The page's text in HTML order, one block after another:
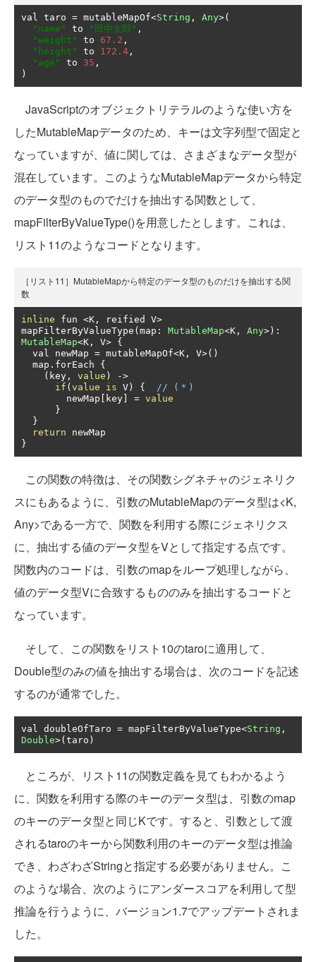
val taro = mutableMapOf<String , Any>(
"name"
to "田中太郎" ,
"weight"
to 67.2 ,
"height"
to 172.4 ,
"age"
to 35 ,
)
JavaScriptのオブジェクトリテラルのような使い方を
したMutableMapデータのため、キーは文字列型で固定と
なっていますが、値に関しては、さまざまなデータ型が
混在しています。このようなMutableMapデータから特定
のデータ型のものでだけを抽出する関数として、
mapFilterByValueType()を用意したとします。これは、
リスト11のようなコードとなります。
［リスト11］MutableMapから特定のデータ型のものだけを抽出する関
数
inline fun <K , reified V>
mapFilterByValueType ( map : MutableMap<K , Any>):
MutableMap<K , V> {
  val newMap
= mutableMapOf<K , V>()
  map
. forEach {
( key , value )
->
if ( value is V ) {
// (＊)
        newMap
key = value
}
}
return
}
この関数の特徴は、その関数シグネチャのジェネリク
スにもあるように、引数のMutableMapのデータ型は<K,
Any>である一方で、関数を利用する際にジェネリクス
に、抽出する値のデータ型をVとして指定する点です。
関数内のコードは、引数のmapをループ処理しながら、
値のデータ型Vに合致するもののみを抽出するコードと
なっています。
そして、この関数をリスト10のtaroに適用して、
Double型のみの値を抽出する場合は、次のコードを記述
するのが通常でした。
val doubleOfTaro = mapFilterByValueType<String ,
Double>( taro )
ところが、リスト11の関数定義を見てもわかるよう
に、関数を利用する際のキーのデータ型は、引数のmap
のキーのデータ型と同じKです。すると、引数として渡
されるtaroのキーから関数利用のキーのデータ型は推論
でき、わざわざStringと指定する必要がありません。こ
のような場合、次のようにアンダースコアを利用して型
推論を行うように、バージョン1.7でアップデートされま
した。